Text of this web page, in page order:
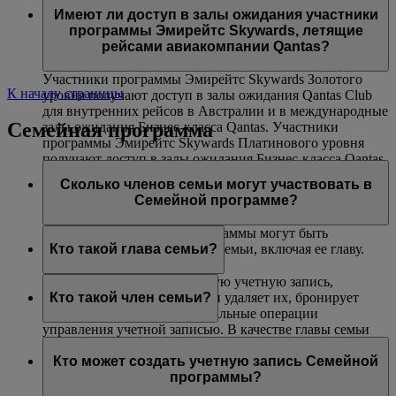
авиакомпаниями Эмирейтс и flydubai. Данная
возможность недоступна на совместных рейсах,
выполняемых другими авиакомпаниями, и на
маршрутах, включающих рейсы других авиакомпаний.
(только на маршрутах, где действуют ограничения
по весу).
Платинового и Золотого уровней могут воспользоваться
услугой приоритетной посадки в самолет.
Имеют ли доступ в залы ожидания участники
программы Эмирейтс Skywards, летящие
рейсами авиакомпании Qantas?
Участники программы Эмирейтс Skywards Золотого
уровня получают доступ в залы ожидания Qantas Club
для внутренних рейсов в Австралии и в международные
залы ожидания Бизнес-класса Qantas. Участники
программы Эмирейтс Skywards Платинового уровня
получают доступ в залы ожидания Бизнес-класса Qantas
внутренних рейсов в Австралии и в международные
залы ожидания Бизнес-класса Qantas.
К началу страницы
Семейная программа
Сколько членов семьи могут участвовать в
Семейной программе?
В одну учетную запись программы могут быть
включены до восьми членов семьи, включая ее главу.
Кто такой глава семьи?
Глава семьи создает Семейную учетную запись,
добавляет в нее участников и удаляет их, бронирует
билеты и выполняет все остальные операции
управления учетной записью. В качестве главы семьи
18 лет. Чтобы добавить участника программы Skysurfers
в учетную запись Семейной программы, глава семьи
Кто такой член семьи?
Семейной программы и может внести 0 % или 100 %
своих миль Skywards, полученных за перелеты рейсами
Кто может создать учетную запись Семейной
программы?